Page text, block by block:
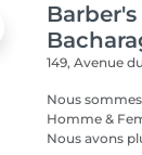
149, Avenue
Nous
Homme &
Nous avons